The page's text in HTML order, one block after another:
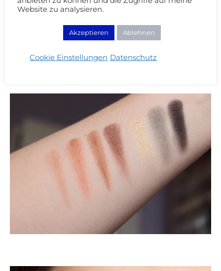
mein Favorit!Alles in allem eine softe
„Sommerpalette“, die einfach in der
Anwendung für mich aber etwas trocken
und steif ist.
Website zu analysieren.
Akzeptieren Ablehnen
Cookie Einstellungen Datenschutz